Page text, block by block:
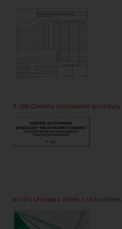
P-28b Dzienne zestawienie sprzedaży
KU-3/s Umowa o dzieło z rachunkiem,